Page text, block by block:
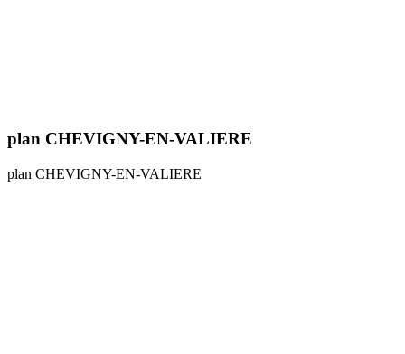
plan CHEVIGNY-EN-VALIERE
plan CHEVIGNY-EN-VALIERE